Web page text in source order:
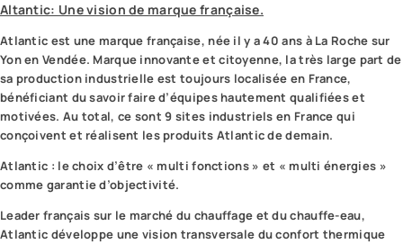
Altantic: Une vision de marque française.
Atlantic est une marque française, née il y a 40 ans à La Roche sur
Yon en Vendée. Marque innovante et citoyenne, la très large part de
sa production industrielle est toujours localisée en France,
bénéficiant du savoir faire d’équipes hautement qualifiées et
motivées. Au total, ce sont 9 sites industriels en France qui
conçoivent et réalisent les produits Atlantic de demain.
Atlantic : le choix d’être « multi fonctions » et « multi énergies »
comme garantie d’objectivité.
Leader français sur le marché du chauffage et du chauffe-eau,
Atlantic développe une vision transversale du confort thermique